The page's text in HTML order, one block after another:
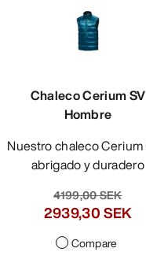
Chaleco Cerium SV
Hombre
Nuestro chaleco Cerium más
abrigado y duradero
4199,00 SEK
2939,30 SEK
Compare